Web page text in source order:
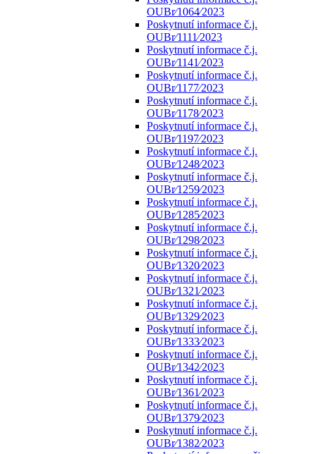
OUBr⁄1064⁄2023
Poskytnutí informace č.j.
OUBr⁄1111⁄2023
Poskytnutí informace č.j.
OUBr⁄1141⁄2023
Poskytnutí informace č.j.
OUBr⁄1177⁄2023
Poskytnutí informace č.j.
OUBr⁄1178⁄2023
Poskytnutí informace č.j.
OUBr⁄1197⁄2023
Poskytnutí informace č.j.
OUBr⁄1248⁄2023
Poskytnutí informace č.j.
OUBr⁄1259⁄2023
Poskytnutí informace č.j.
OUBr⁄1285⁄2023
Poskytnutí informace č.j.
OUBr⁄1298⁄2023
Poskytnutí informace č.j.
OUBr⁄1320⁄2023
Poskytnutí informace č.j.
OUBr⁄1321⁄2023
Poskytnutí informace č.j.
OUBr⁄1329⁄2023
Poskytnutí informace č.j.
OUBr⁄1333⁄2023
Poskytnutí informace č.j.
OUBr⁄1342⁄2023
Poskytnutí informace č.j.
OUBr⁄1361⁄2023
Poskytnutí informace č.j.
OUBr⁄1379⁄2023
Poskytnutí informace č.j.
OUBr⁄1382⁄2023